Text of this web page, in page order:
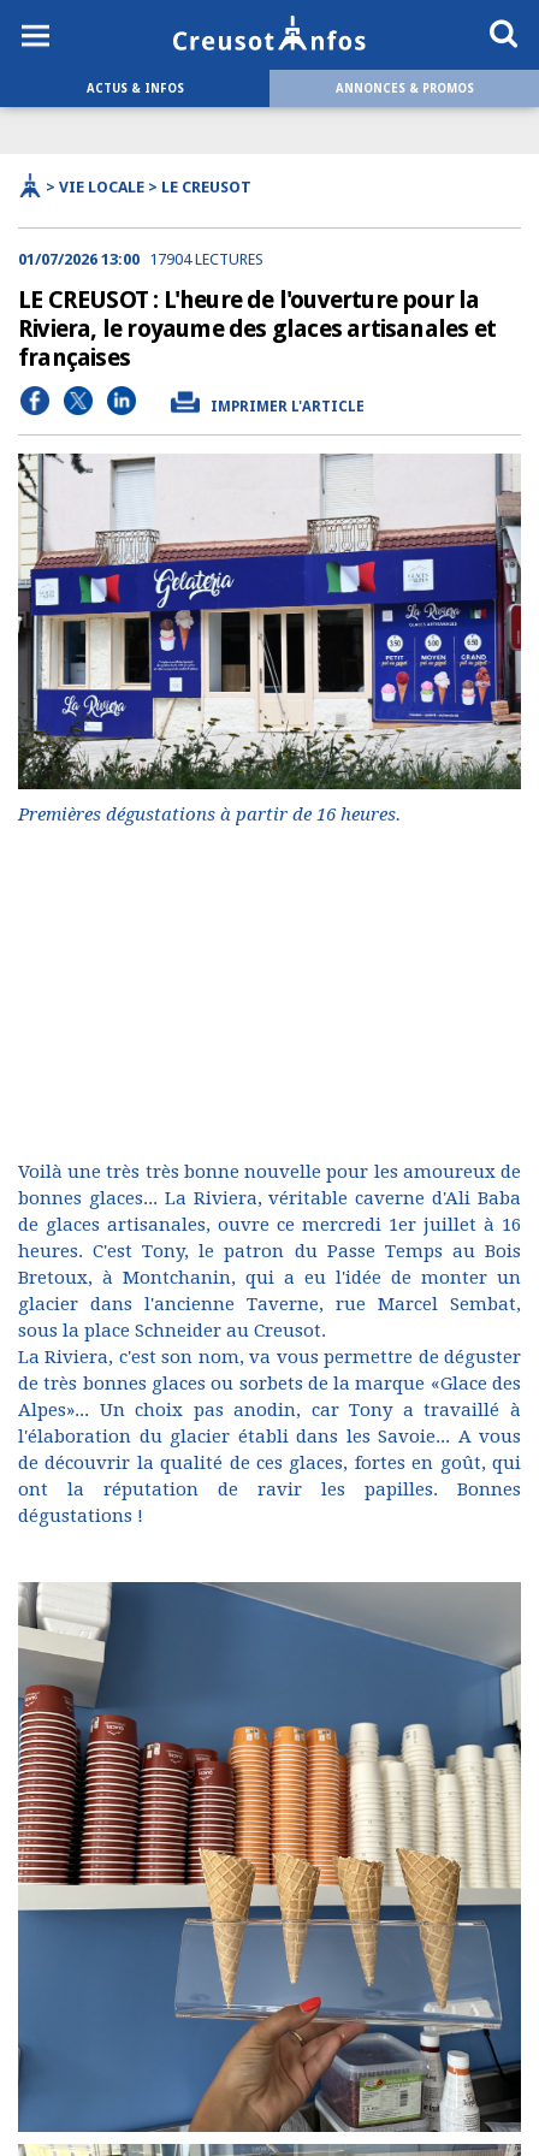
ACTUS & INFOS ANNONCES & PROMOS
> VIE LOCALE > LE CREUSOT
01/07/2026 13:00 17904 LECTURES
LE CREUSOT : L'heure de l'ouverture pour la
Riviera, le royaume des glaces artisanales et
françaises
IMPRIMER L'ARTICLE
Premières dégustations à partir de 16 heures.
Voilà une très très bonne nouvelle pour les amoureux de
bonnes glaces... La Riviera, véritable caverne d'Ali Baba
de glaces artisanales, ouvre ce mercredi 1er juillet à 16
heures. C'est Tony, le patron du Passe Temps au Bois
Bretoux, à Montchanin, qui a eu l'idée de monter un
glacier dans l'ancienne Taverne, rue Marcel Sembat,
sous la place Schneider au Creusot.
La Riviera, c'est son nom, va vous permettre de déguster
de très bonnes glaces ou sorbets de la marque «Glace des
Alpes»... Un choix pas anodin, car Tony a travaillé à
l'élaboration du glacier établi dans les Savoie... A vous
de découvrir la qualité de ces glaces, fortes en goût, qui
ont la réputation de ravir les papilles. Bonnes
dégustations !